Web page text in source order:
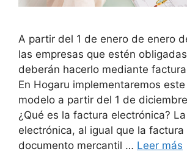
A partir del 1 de enero de enero
las empresas que estén
deberán hacerlo mediante
En Hogaru implementaremos
modelo a partir del 1 de
¿Qué es la factura electrónica?
electrónica, al igual que la factura
documento mercantil … Leer más